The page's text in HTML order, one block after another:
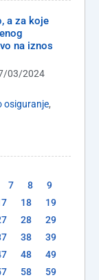
a za koje
na iznos
03/2024
osiguranje,
7 8
9
18
19
28
29
38
39
48
49
58
59